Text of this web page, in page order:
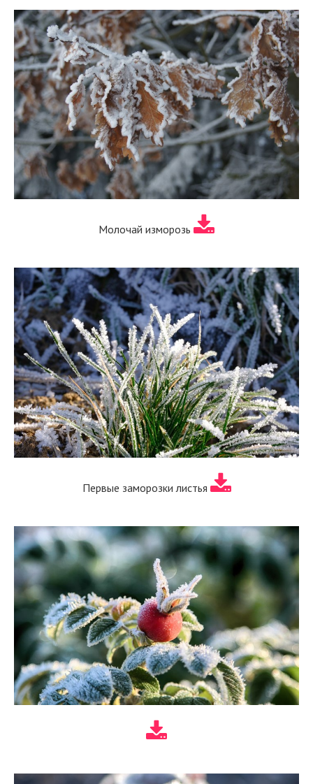
Молочай изморозь
Первые заморозки листья